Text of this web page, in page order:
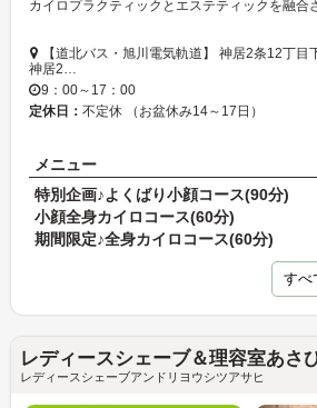
【道北バス・旭川電気軌道】 神居2条12丁目
神居2…
9：00～17：00
定休日： 不定休 （お盆休み14～17日）
メニュー
特別企画♪よくばり小顔コース(90分)
小顔全身カイロコース(60分)
期間限定♪全身カイロコース(60分)
すべ
レディースシェーブ＆理容室あさ
レディースシェーブアンドリヨウシツアサヒ